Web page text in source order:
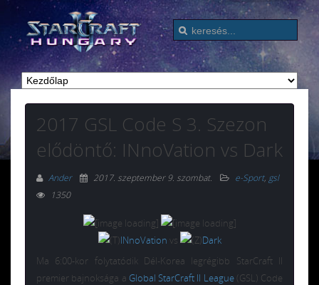
2017 GSL Code S 3. Szezon
elődöntő: INnoVation vs Dark
Ander 2017. szeptember 9. szombat. e-Sport, gsl
1350
INnoVation vs
Dark
Ma 6:00-kor folytatódik Dél-Korea legrégibb StarCraft II
premier bajnoksága a Global StarCraft II League(GSL) Code